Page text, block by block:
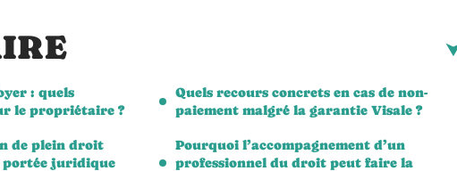
: quels
le propriétaire ?
de plein droit
portée juridique
Quels recours concrets en cas de non-
paiement malgré la garantie Visale ?
Pourquoi l’accompagnement d’un
professionnel du droit peut faire la